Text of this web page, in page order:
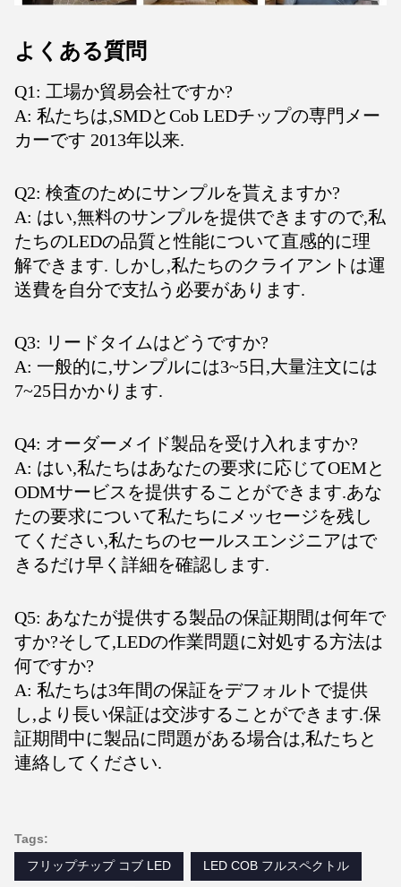
よくある質問
Q1: 工場か貿易会社ですか?
A: 私たちは,SMDとCob LEDチップの専門メー
カーです 2013年以来.
Q2: 検査のためにサンプルを貰えますか?
A: はい,無料のサンプルを提供できますので,私
たちのLEDの品質と性能について直感的に理
解できます. しかし,私たちのクライアントは運
送費を自分で支払う必要があります.
Q3: リードタイムはどうですか?
A: 一般的に,サンプルには3~5日,大量注文には
7~25日かかります.
Q4: オーダーメイド製品を受け入れますか?
A: はい,私たちはあなたの要求に応じてOEMと
ODMサービスを提供することができます.あな
たの要求について私たちにメッセージを残し
てください,私たちのセールスエンジニアはで
きるだけ早く詳細を確認します.
Q5: あなたが提供する製品の保証期間は何年で
すか?そして,LEDの作業問題に対処する方法は
何ですか?
A: 私たちは3年間の保証をデフォルトで提供
し,より長い保証は交渉することができます.保
証期間中に製品に問題がある場合は,私たちと
連絡してください.
Tags:
フリップチップ コブ LED
LED COB フルスペクトル